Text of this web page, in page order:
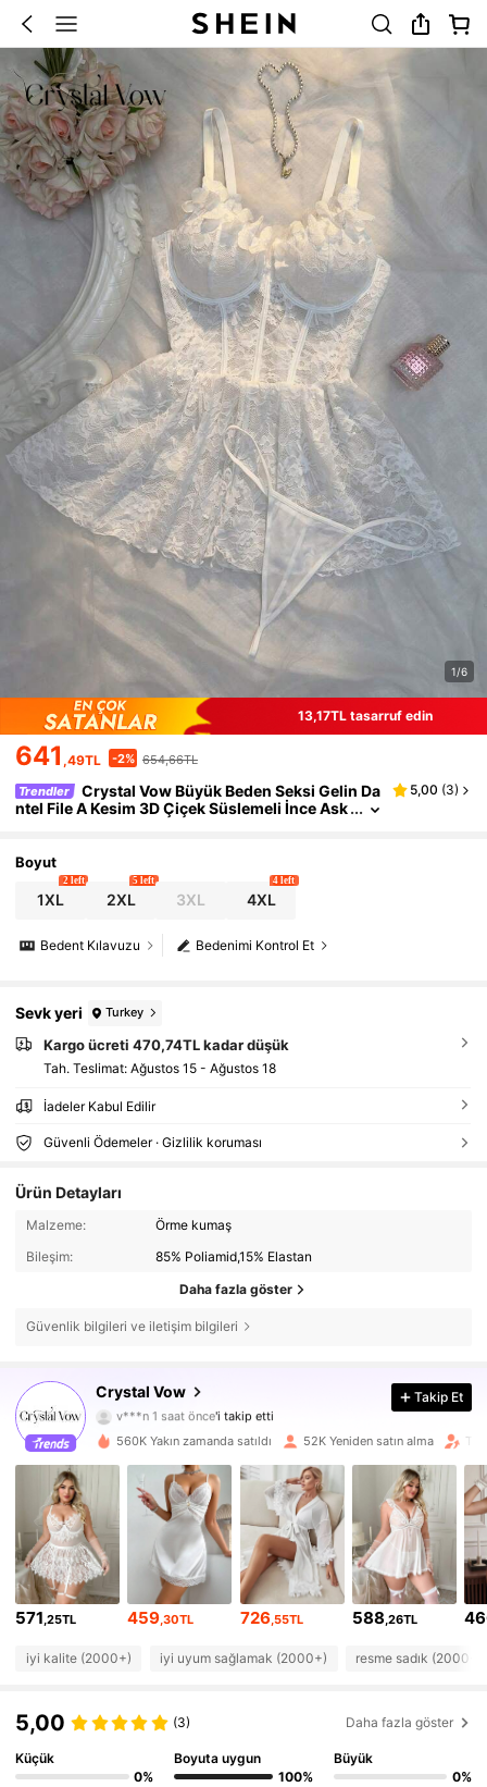
1/6
13,17TL tasarruf edin
641 ,49TL -2% 654,66TL
Trendler
Crystal Vow Büyük Beden Seksi Gelin Da
ntel File A Kesim 3D Çiçek Süslemeli İnce Ask
5,00 (3)
Boyut
1XL
2 left
2XL
5 left
3XL 4XL
4 left
Bedenimi Kontrol Et
Bedent Kılavuzu
Sevk yeri Turkey
Kargo ücreti 470,74TL kadar düşük
Tah. Teslimat: Ağustos 15 - Ağustos 18
İadeler Kabul Edilir
Güvenli Ödemeler · Gizlilik koruması
Ürün Detayları
Malzeme:
Örme kumaş
Bileşim:
85% Poliamid,15% Elastan
Daha fazla göster
Güvenlik bilgileri ve iletişim bilgileri
Crystal Vow
v***n 1 saat önce
m***bgöz atıyor
4,77
4,77 38K Takipçiler
38K Takipçiler
4,77 38K Takipçiler
Takip Et
560K Yakın zamanda satıldı 52K Yeniden satın alma
571,25TL 459,30TL 726,55TL 588,26TL
iyi kalite (2000+) iyi uyum sağlamak (2000+) resme sadık (2000+)
5,00 (3) Daha fazla göster
Küçük
0%
Boyuta uygun
100%
Büyük
0%